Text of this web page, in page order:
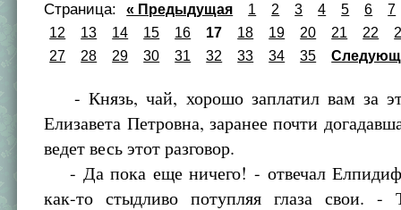
Страница: « Предыдущая 1 2 3 4 5 6
7
12
13 14 15 16 17 18 19 20 21 22
27
28 29 30 31 32 33 34 35
- Князь, чай, хорошо заплатил вам за
Елизавета Петровна, заранее почти
ведет весь этот разговор.
- Да пока еще ничего! - отвечал
как-то стыдливо потупляя глаза свои. -